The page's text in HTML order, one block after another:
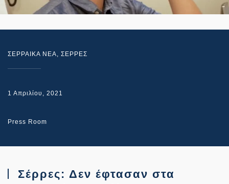
ΣΕΡΡΑΙΚΑ ΝΕΑ, ΣΕΡΡΕΣ
1 Απριλίου, 2021
Press Room
Σέρρες: Δεν έφτασαν στα